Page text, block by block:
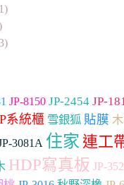
JP-8150 JP-2454 JP-
系統櫃 雪銀狐 貼膜
3081A 住家 連工
HDP寫真板 JP-